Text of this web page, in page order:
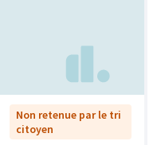
Non retenue par le tri
citoyen